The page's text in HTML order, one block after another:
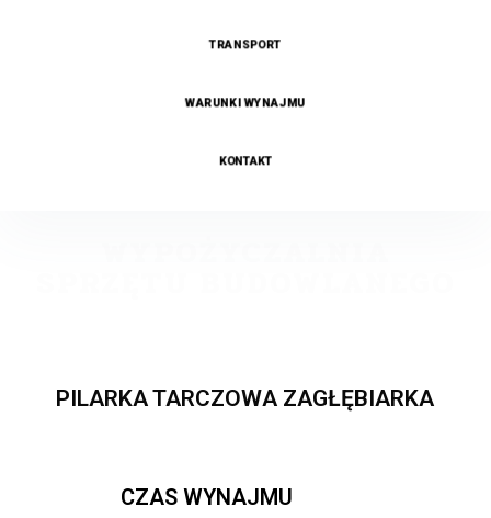
TRANSPORT
WARUNKI WYNAJMU
KONTAKT
PILARKA TARCZOWA ZAGŁĘBIARKA
CZAS WYNAJMU